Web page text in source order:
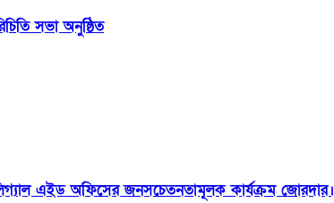
সভা অনুষ্ঠিত
এইড অফিসের জনসচেতনতামূলক কার্যক্রম জোরদার।